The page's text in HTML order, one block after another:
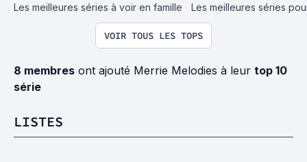
Les meilleures séries à voir en famille Les meilleures séries
VOIR TOUS LES TOPS
8 membres ont ajouté Merrie Melodies à leur top 10
série
LISTES